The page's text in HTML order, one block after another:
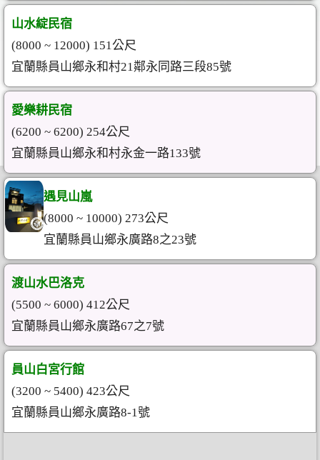
山水綻民宿
(8000 ~ 12000) 151公尺
宜蘭縣員山鄉永和村21鄰永同路三段85號
愛樂耕民宿
(6200 ~ 6200) 254公尺
宜蘭縣員山鄉永和村永金一路133號
遇見山嵐
(8000 ~ 10000) 273公尺
宜蘭縣員山鄉永廣路8之23號
渡山水巴洛克
(5500 ~ 6000) 412公尺
宜蘭縣員山鄉永廣路67之7號
員山白宮行館
(3200 ~ 5400) 423公尺
宜蘭縣員山鄉永廣路8-1號